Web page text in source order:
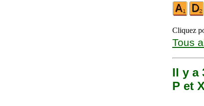
Cliquez
Tous
Il y a
P et X